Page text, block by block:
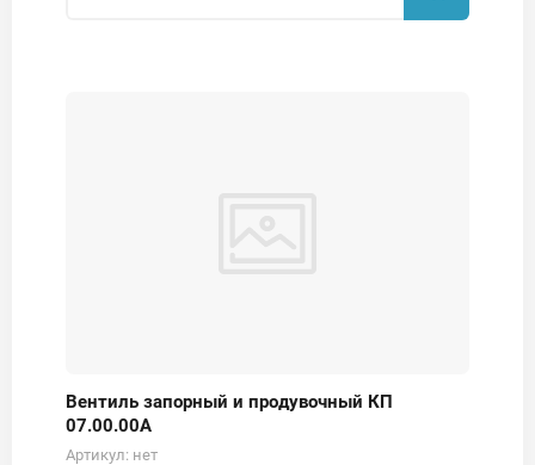
Вентиль запорный и продувочный КП
07.00.00А
Артикул: нет